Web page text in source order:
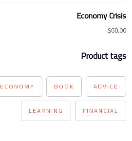
Economy Crisis
$60.00
Product tags
ADVICE
BOOK
ECONOMY
FINANCIAL
LEARNING